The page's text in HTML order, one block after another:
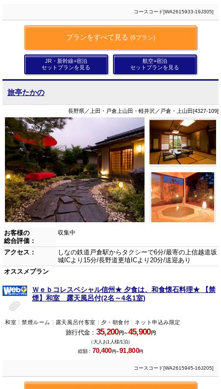
コースコード[WA2615933-19J305]
プランをすべて見る (6プラン)
JR・新幹線+宿泊
セットプランを見る
航空+宿泊
セットプランを見る
旅亭たかの
長野県／上田・戸倉上山田・軽井沢／戸倉・上山田[4327-109]
お客様の
総合評価：
収集中
アクセス：
しなの鉄道戸倉駅からタクシーで6分/最寄の上信越道坂
城ICより15分/長野道更埴ICより20分/送迎あり
オススメプラン
Ｗｅｂコレスペシャル信州★ 夕食は、和食懐石料理★ 【禁
煙】和室 露天風呂付(2名～4名1室)
和室 禁煙ルーム 露天風呂付客室 夕・朝食付 ネット申込み限定
旅行代金： 35,200円～45,900円
（大人お1人様/1泊）
総額： 70,400円～91,800円
コースコード[WA2615945-16J205]